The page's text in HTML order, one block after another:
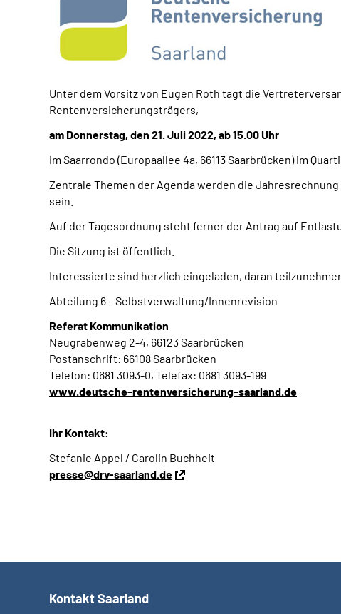
Unter dem Vorsitz von Eugen Roth tagt die
Rentenversicherungsträgers,
am Donnerstag, den 21. Juli 2022, ab 15.00 Uhr
im Saarrondo (Europaallee 4a, 66113 Saarbrücken) im
Zentrale Themen der Agenda werden die
sein.
Auf der Tagesordnung steht ferner der Antrag auf
Die Sitzung ist öffentlich.
Interessierte sind herzlich eingeladen, daran
Abteilung 6 – Selbstverwaltung/Innenrevision
Referat Kommunikation
Neugrabenweg 2-4, 66123 Saarbrücken
Postanschrift: 66108 Saarbrücken
Telefon: 0681 3093-0, Telefax: 0681 3093-199
www.deutsche-rentenversicherung-saarland.de
Ihr Kontakt:
Stefanie Appel / Carolin Buchheit
presse@drv-saarland.de
Kontakt Saarland